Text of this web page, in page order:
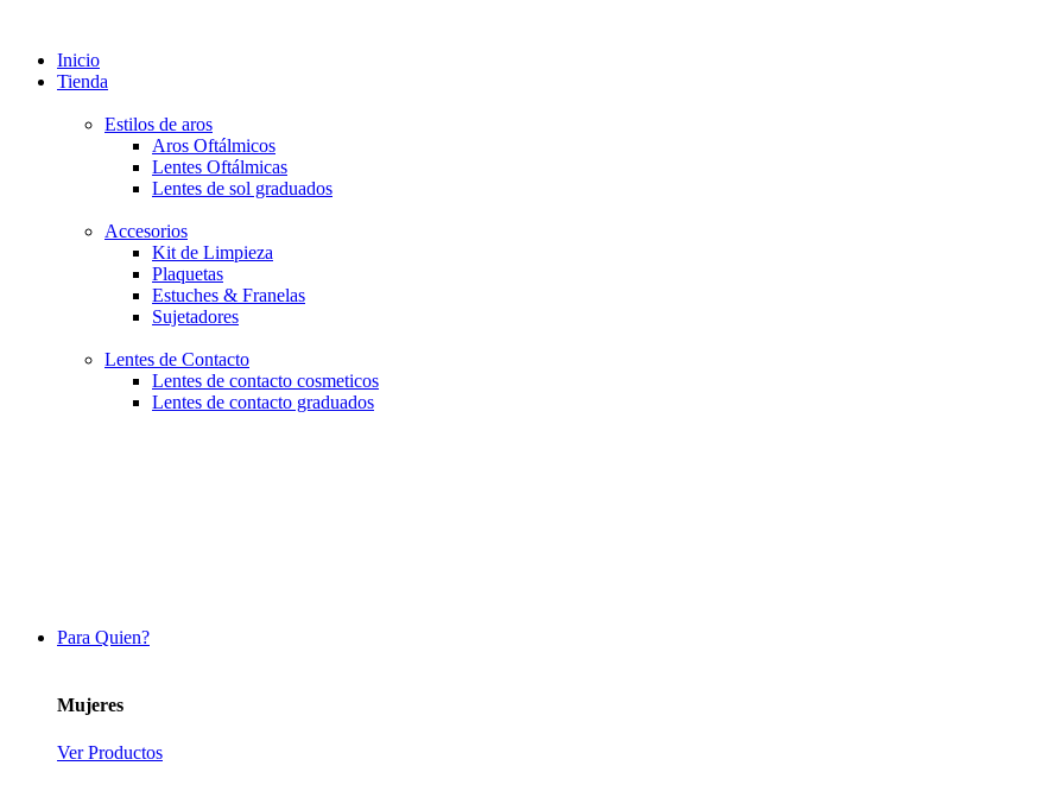
Inicio
Tienda
Estilos de aros
Aros Oftálmicos
Lentes Oftálmicas
Lentes de sol graduados
Accesorios
Kit de Limpieza
Plaquetas
Estuches & Franelas
Sujetadores
Lentes de Contacto
Lentes de contacto cosmeticos
Lentes de contacto graduados
Para Quien?
Mujeres
Ver Productos